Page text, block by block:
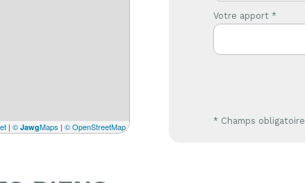
| © JawgMaps | © OpenStreetMap
Votre apport *
* Champs